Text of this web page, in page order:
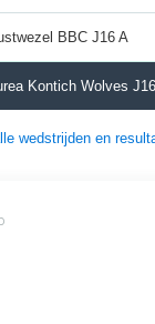
BBC J16 A
Kontich Wolves
wedstrijden en